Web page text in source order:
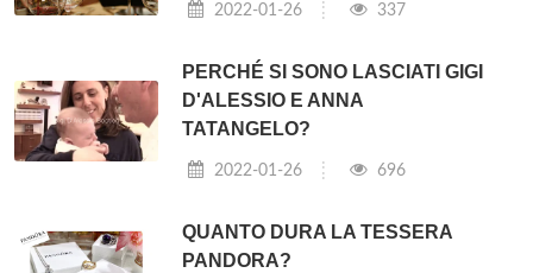
2022-01-26 337
PERCHÉ SI SONO LASCIATI GIGI
D'ALESSIO E ANNA
TATANGELO?
2022-01-26 696
QUANTO DURA LA TESSERA
PANDORA?